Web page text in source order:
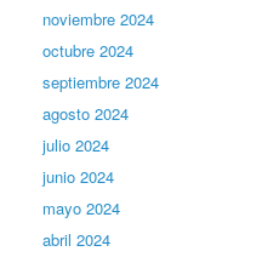
noviembre 2024
octubre 2024
septiembre 2024
agosto 2024
julio 2024
junio 2024
mayo 2024
abril 2024